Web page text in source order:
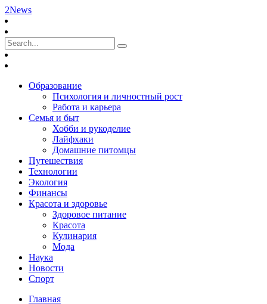
2News
Образование
Психология и личностный рост
Работа и карьера
Семья и быт
Хобби и рукоделие
Лайфхаки
Домашние питомцы
Путешествия
Технологии
Экология
Финансы
Красота и здоровье
Здоровое питание
Красота
Кулинария
Мода
Наука
Новости
Спорт
Главная